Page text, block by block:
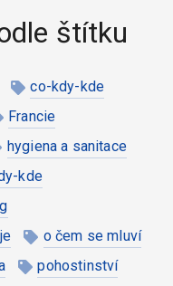
štítku
co-kdy-kde
Francie
hygiena a sanitace
kde
o čem se mluví
pohostinství